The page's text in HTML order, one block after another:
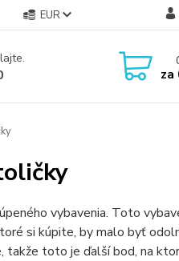
EUR
za
vybavenia. Toto
si kúpite, by malo byť
takže toto je ďalší bod, na